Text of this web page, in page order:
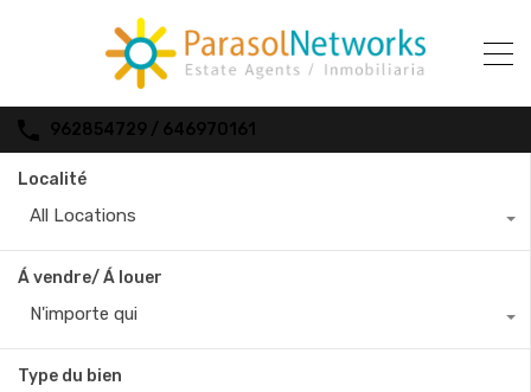
962854729 / 646970161
Localité
All Locations
Á vendre/ Á louer
N'importe qui
Type du bien